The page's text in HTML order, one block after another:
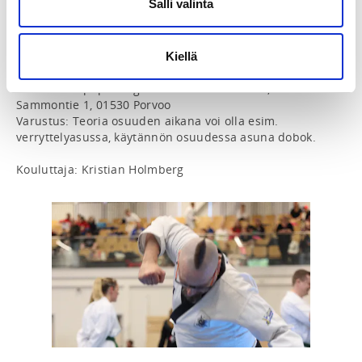
Salli valinta
Kiellä
10.00 - 12.00 teoriaosuus
12.00 - 12.30 lounastauko
12.30 - 14.30 käytännön harjoitukset sekä
murskauslaitteiston testaus
Paikka: KampSport-fighters Taekwondon sali,
Sammontie 1, 01530 Porvoo
Varustus: Teoria osuuden aikana voi olla esim.
verryttelyasussa, käytännön osuudessa asuna dobok.
Kouluttaja: Kristian Holmberg